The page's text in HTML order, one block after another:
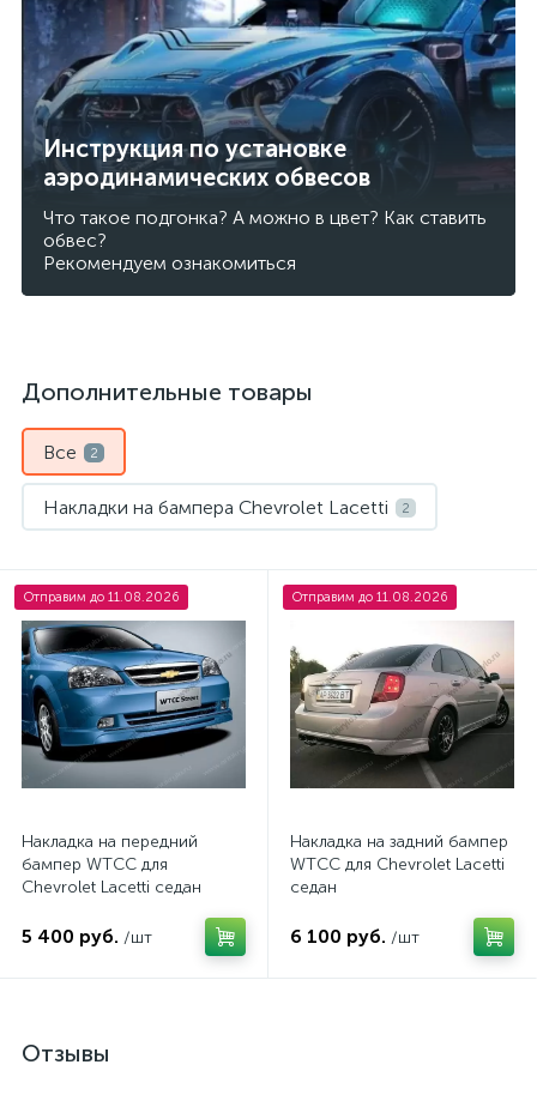
Инструкция по установке
аэродинамических обвесов
Что такое подгонка? А можно в цвет? Как ставить
обвес?
Рекомендуем ознакомиться
Дополнительные товары
Все 2
Накладки на бампера Chevrolet Lacetti 2
Отправим до 11.08.2026
Накладка на передний
бампер WTCC для
Chevrolet Lacetti седан
5 400 руб. /шт
Отправим до 11.08.2026
Накладка на задний бампер
WTCC для Chevrolet Lacetti
седан
6 100 руб. /шт
Отзывы